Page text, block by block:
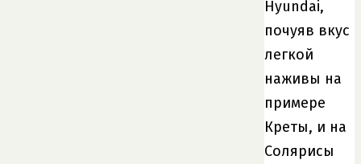
Hyundai,
почуяв вкус
легкой
наживы на
примере
Креты, и на
Солярисы